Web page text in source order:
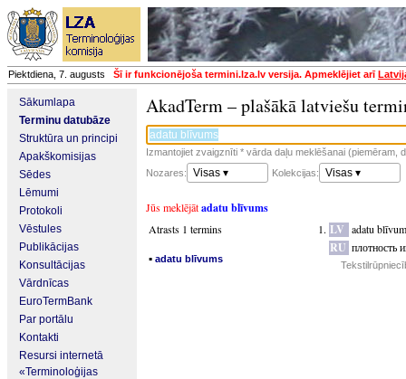
Piektdiena, 7. augusts Šī ir funkcionējoša termini.lza.lv versija. Apmeklējiet arī
Sākumlapa
Terminu datubāze
Struktūra un principi
Apakškomisijas
Sēdes
Lēmumi
Protokoli
Vēstules
Publikācijas
Konsultācijas
Vārdnīcas
EuroTermBank
Par portālu
Kontakti
Resursi internetā
«Terminoloģijas
AkadTerm – plašākā latviešu
Izmantojiet zvaigznīti * vārda daļu meklēšanai (piemēram,
Nozares:
Visas ▾ Kolekcijas: Visas ▾
Jūs meklējātadatu blīvums
Atrasts 1 termins
▪ adatu blīvums
LV adatu
RU плотность